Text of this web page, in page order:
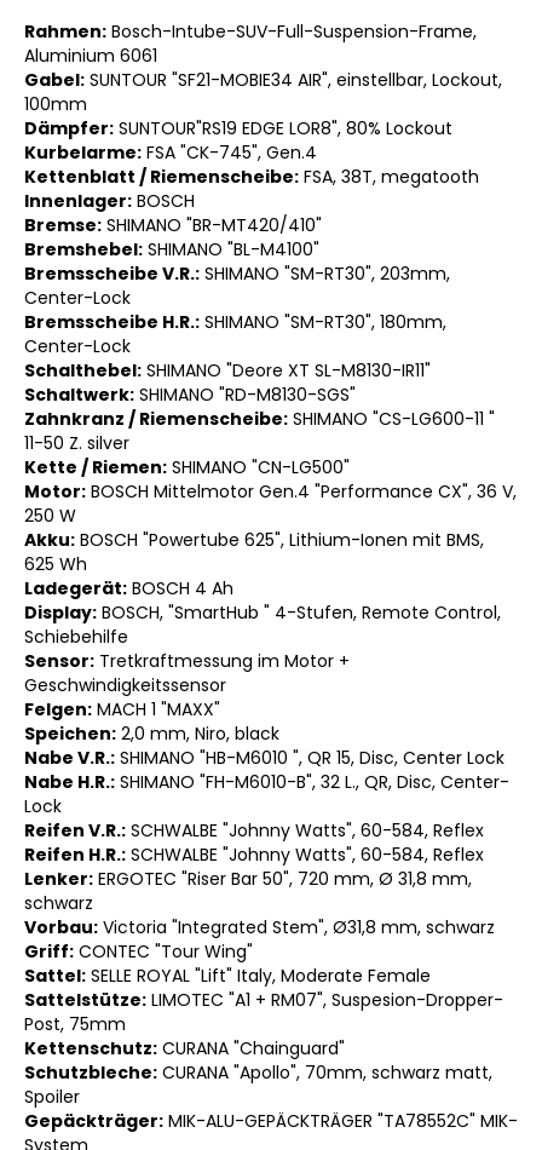
Rahmen: Bosch-Intube-SUV-Full-Suspension-Frame,
Aluminium 6061
Gabel: SUNTOUR "SF21-MOBIE34 AIR", einstellbar, Lockout,
100mm
Dämpfer: SUNTOUR"RS19 EDGE LOR8", 80% Lockout
Kurbelarme: FSA "CK-745", Gen.4
Kettenblatt / Riemenscheibe: FSA, 38T, megatooth
Innenlager: BOSCH
Bremse: SHIMANO "BR-MT420/410"
Bremshebel: SHIMANO "BL-M4100"
Bremsscheibe V.R.: SHIMANO "SM-RT30", 203mm,
Center-Lock
Bremsscheibe H.R.: SHIMANO "SM-RT30", 180mm,
Center-Lock
Schalthebel: SHIMANO "Deore XT SL-M8130-IR11"
Schaltwerk: SHIMANO "RD-M8130-SGS"
Zahnkranz / Riemenscheibe: SHIMANO "CS-LG600-11 "
11-50 Z. silver
Kette / Riemen: SHIMANO "CN-LG500"
Motor: BOSCH Mittelmotor Gen.4 "Performance CX", 36 V,
250 W
Akku: BOSCH "Powertube 625", Lithium-Ionen mit BMS,
625 Wh
Ladegerät: BOSCH 4 Ah
Display: BOSCH, "SmartHub " 4-Stufen, Remote Control,
Schiebehilfe
Sensor: Tretkraftmessung im Motor +
Geschwindigkeitssensor
Felgen: MACH 1 "MAXX"
Speichen: 2,0 mm, Niro, black
Nabe V.R.: SHIMANO "HB-M6010 ", QR 15, Disc, Center Lock
Nabe H.R.: SHIMANO "FH-M6010-B", 32 L., QR, Disc, Center-
Lock
Reifen V.R.: SCHWALBE "Johnny Watts", 60-584, Reflex
Reifen H.R.: SCHWALBE "Johnny Watts", 60-584, Reflex
Lenker: ERGOTEC "Riser Bar 50", 720 mm, Ø 31,8 mm,
schwarz
Vorbau: Victoria "Integrated Stem", Ø31,8 mm, schwarz
Griff: CONTEC "Tour Wing"
Sattel: SELLE ROYAL "Lift" Italy, Moderate Female
Sattelstütze: LIMOTEC "A1 + RM07", Suspesion-Dropper-
Post, 75mm
Kettenschutz: CURANA "Chainguard"
Schutzbleche: CURANA "Apollo", 70mm, schwarz matt,
Spoiler
Gepäckträger: MIK-ALU-GEPÄCKTRÄGER "TA78552C" MIK-
System